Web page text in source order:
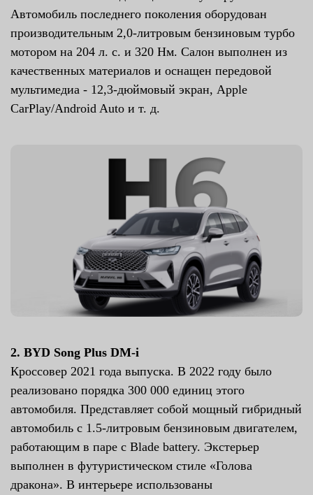
Автомобиль последнего поколения оборудован
производительным 2,0-литровым бензиновым турбо
мотором на 204 л. с. и 320 Нм. Салон выполнен из
качественных материалов и оснащен передовой
мультимедиа - 12,3-дюймовый экран, Apple
CarPlay/Android Auto и т. д.
2. BYD Song Plus DM-i
Кроссовер 2021 года выпуска. В 2022 году было
реализовано порядка 300 000 единиц этого
автомобиля. Представляет собой мощный гибридный
автомобиль с 1.5-литровым бензиновым двигателем,
работающим в паре с Blade battery. Экстерьер
выполнен в футуристическом стиле «Голова
дракона». В интерьере использованы